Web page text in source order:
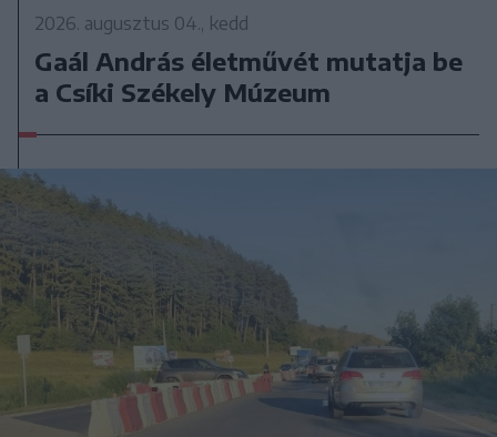
2026. augusztus 04., kedd
Gaál András életművét mutatja be
a Csíki Székely Múzeum